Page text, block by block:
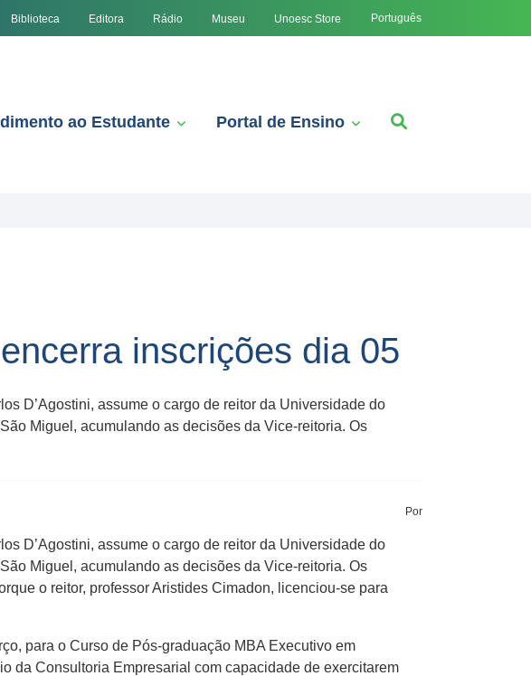
Biblioteca Editora Rádio Museu Unoesc Store Português
ao Estudante Portal de Ensino
inscrições dia 05
D’Agostini, assume o cargo de reitor da Universidade do
Miguel, acumulando as decisões da Vice-reitoria. Os
Por
D’Agostini, assume o cargo de reitor da Universidade do
Miguel, acumulando as decisões da Vice-reitoria. Os
o reitor, professor Aristides Cimadon, licenciou-se para
para o Curso de Pós-graduação MBA Executivo em
da Consultoria Empresarial com capacidade de exercitarem